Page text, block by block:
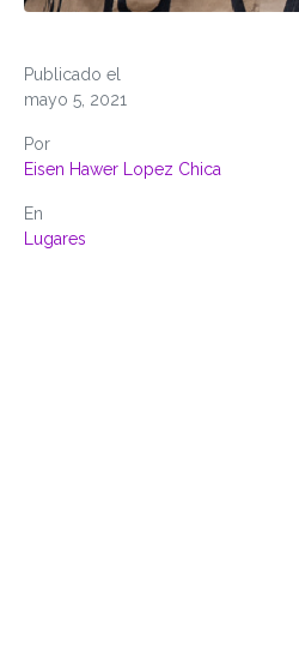
Publicado el
mayo 5, 2021
Por
Eisen Hawer Lopez Chica
En
Lugares